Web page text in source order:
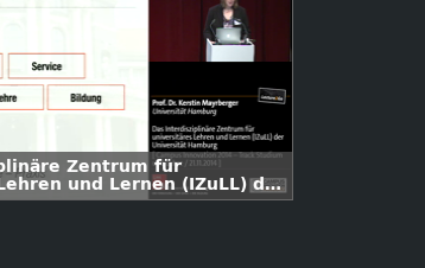
Zentrum für
und Lernen (IZuLL) der